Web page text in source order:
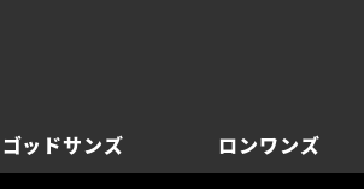
ゴッドサンズ ロンワンズ